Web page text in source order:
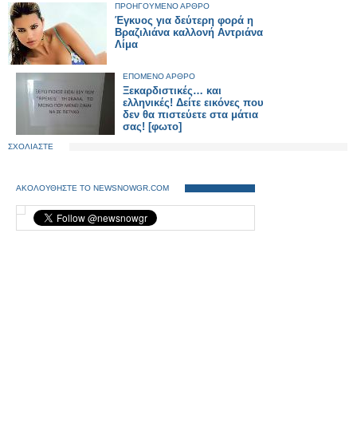
ΠΡΟΗΓΟΥΜΕΝΟ ΑΡΘΡΟ
Έγκυος για δεύτερη φορά η
Βραζιλιάνα καλλονή Αντριάνα
Λίμα
ΕΠΟΜΕΝΟ ΑΡΘΡΟ
Ξεκαρδιστικές… και
ελληνικές! Δείτε εικόνες που
δεν θα πιστεύετε στα μάτια
σας! [φωτο]
ΣΧΟΛΙΑΣΤΕ
ΑΚΟΛΟΥΘΗΣΤΕ ΤΟ NEWSNOWGR.COM